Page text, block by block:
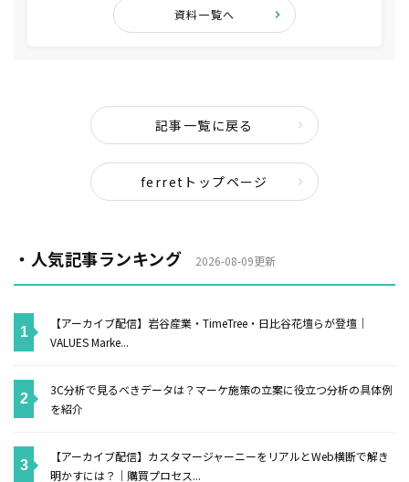
資料一覧へ
記事一覧に戻る
ferretトップページ
・人気記事ランキング 2026-08-09更新
【アーカイブ配信】岩谷産業・TimeTree・日比谷花壇らが登壇｜
VALUES Marke...
3C分析で見るべきデータは？マーケ施策の立案に役立つ分析の具体例
を紹介
【アーカイブ配信】カスタマージャーニーをリアルとWeb横断で解き
明かすには？｜購買プロセス...